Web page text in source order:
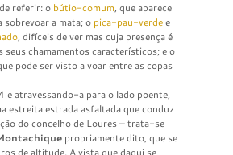
referir: o bútio-comum, que aparece
sobrevoar a mata; o pica-pau-verdee
, difíceis de ver mas cuja presença é
seus chamamentos característicos; e o
pode ser visto a voar entre as copas
e atravessando-a para o lado poente,
estreita estrada asfaltada que conduz
do concelho de Loures – trata-se
propriamente dito, que se
de altitude. A vista que daqui se